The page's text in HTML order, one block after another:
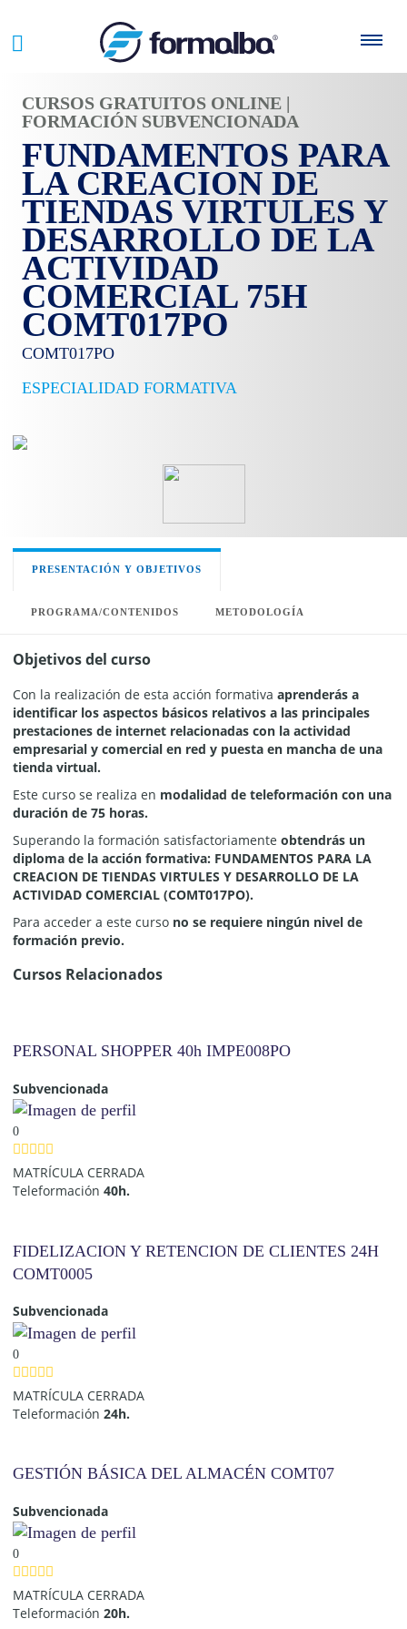
CURSOS GRATUITOS ONLINE |
FORMACIÓN SUBVENCIONADA
FUNDAMENTOS PARA
LA CREACION DE
TIENDAS VIRTULES Y
DESARROLLO DE LA
ACTIVIDAD
COMERCIAL 75H
COMT017PO
COMT017PO
ESPECIALIDAD FORMATIVA
PRESENTACIÓN Y OBJETIVOS
PROGRAMA/CONTENIDOS METODOLOGÍA
Objetivos del curso
Con la realización de esta acción formativaaprenderás a
identificar los aspectos básicos relativos a las principales
prestaciones de internet relacionadas con la actividad
empresarial y comercial en red y puesta en mancha de una
tienda virtual.
Este curso se realiza en modalidad de teleformación con una
duración de 75 horas.
Superando la formación satisfactoriamenteobtendrás un
diploma de la acción formativa: FUNDAMENTOS PARA LA
CREACION DE TIENDAS VIRTULES Y DESARROLLO DE LA
ACTIVIDAD COMERCIAL (COMT017PO).
Para acceder a este curso no se requiere ningún nivel de
formación previo.
Cursos Relacionados
PERSONAL SHOPPER 40h IMPE008PO
Subvencionada
0
MATRÍCULA CERRADA
Teleformación40h.
FIDELIZACION Y RETENCION DE CLIENTES 24H
COMT0005
Subvencionada
0
MATRÍCULA CERRADA
Teleformación24h.
GESTIÓN BÁSICA DEL ALMACÉN COMT07
Subvencionada
0
MATRÍCULA CERRADA
Teleformación20h.